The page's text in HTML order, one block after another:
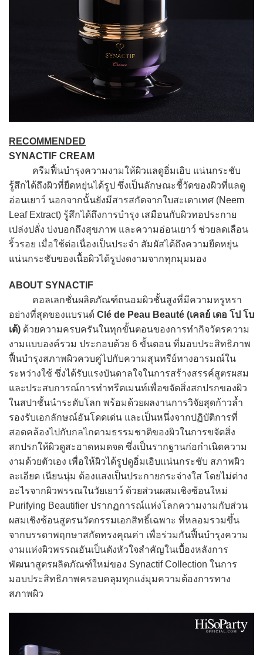
RECOMMENDED
SYNACTIF CREAM
ครีมฟื้นบำรุงความงามให้ผิวแลดูอิ่มเอิบ แน่นกระชับ
รู้สึกได้ถึงผิวที่ยืดหยุ่นได้รูป ซึ่งเป็นลักษณะชี้วัดของผิวที่แลดู
อ่อนเยาว์ นอกจากนั้นยังมีสารสกัดจากใบสะเดาเทศ (Neem
Leaf Extract) รู้สึกได้ถึงการบำรุง เสมือนกับผิวทอประกาย
เปล่งปลั่ง บ่งบอกถึงสุขภาพ และความอ่อนเยาว์ ช่วยลดเลือน
ริ้วรอย เมื่อใช้ต่อเนื่องเป็นประจำ สัมผัสได้ถึงความยืดหยุ่น
แน่นกระชับของเนื้อผิวได้รูปงดงามจากทุกมุมมอง
ABOUT SYNACTIF
คอลเลกชั่นผลิตภัณฑ์ถนอมผิวชั้นสูงที่มีความหรูหรา
อย่างที่สุดของแบรนด์ Clé de Peau Beauté (เคลย์ เดอ โป โบ
เต้) ด้วยความครบครันในทุกขั้นตอนของการทำกิจวัตรความ
งามแบบองค์รวม ประกอบด้วย 6 ขั้นตอน ที่มอบประสิทธิภาพ
ฟื้นบำรุงสภาพผิวควบคู่ไปกับความสุนทรีย์ทางอารมณ์ใน
ระหว่างใช้ ซึ่งได้รับแรงบันดาลใจในการสร้างสรรค์สูตรผสม
และประสบการณ์การทำทรีตเมนท์เพื่อขจัดสิ่งสกปรกของผิว
ในสปาชั้นนำระดับโลก พร้อมด้วยผลงานการวิจัยสุดก้าวล้ำ
รองรับเอกลักษณ์อันโดดเด่น และเป็นหนึ่งจากปฏิบัติการที่
สอดคล้องไปกับกลไกตามธรรมชาติของผิวในการขจัดสิ่ง
สกปรกให้ผิวดูสะอาดหมดจด ซึ่งเป็นรากฐานก่อกำเนิดความ
งามด้วยตัวเอง เพื่อให้ผิวได้รูปดูอิ่มเอิบแน่นกระชับ สภาพผิว
ละเอียด เนียนนุ่ม ต้องแสงเป็นประกายกระจ่างใส โดยไม่ต่าง
อะไรจากผิวพรรณในวัยเยาว์ ด้วยส่วนผสมเชิงซ้อนใหม่
Purifying Beautifier ปรากฏการณ์แห่งโลกความงามกับส่วน
ผสมเชิงซ้อนสูตรนวัตกรรมเอกสิทธิ์เฉพาะ ที่หลอมรวมขึ้น
จากบรรดาพฤกษาสกัดทรงคุณค่า เพื่อร่วมกันฟื้นบำรุงความ
งามแห่งผิวพรรณอันเป็นดังหัวใจสำคัญในเบื้องหลังการ
พัฒนาสูตรผลิตภัณฑ์ใหม่ของ Synactif Collection ในการ
มอบประสิทธิภาพครอบคลุมทุกแง่มุมความต้องการทาง
สภาพผิว